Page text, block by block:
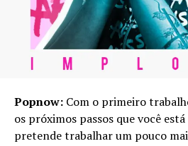
Popnow: Com o primeiro
os próximos passos que você
pretende trabalhar um pouco